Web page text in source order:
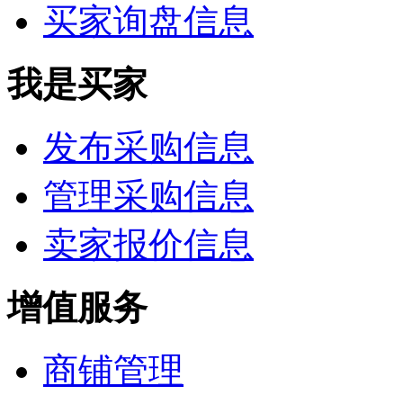
买家询盘信息
我是买家
发布采购信息
管理采购信息
卖家报价信息
增值服务
商铺管理